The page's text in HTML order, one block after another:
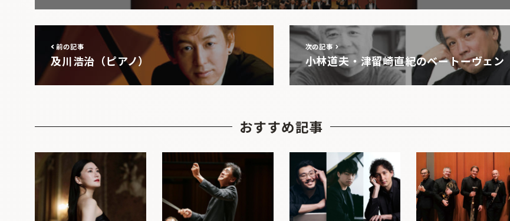
前の記事
及川浩治（ピアノ）
次の記事
小林道夫・津留崎直紀のベートーヴェン
おすすめ記事